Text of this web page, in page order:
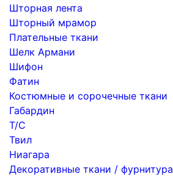
Шторная лента
Шторный мрамор
Плательные ткани
Шелк Армани
Шифон
Фатин
Костюмные и сорочечные ткани
Габардин
Т/С
Твил
Ниагара
Декоративные ткани / фурнитура